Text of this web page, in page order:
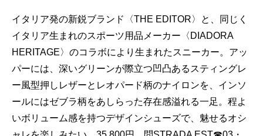
イタリア発の新鋭ブランド〈THE EDITOR〉と、同じく
イタリア生まれのスポーツ用品メーカー〈DIADORA
HERITAGE〉のコラボにより生まれたスニーカー。アッ
パーには、深いグリーンが際立つ凹凸あるスティングレ
ー風型押しレザーとレオパード柄のナイロンを、インソ
ールにはゼブラ柄をあしらった存在感溢れる一足。程よ
いボリューム感を持つデザインシューズで、魅せるオシ